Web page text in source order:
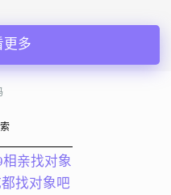
会员53458824
更多
相亲找对象
找对象吧